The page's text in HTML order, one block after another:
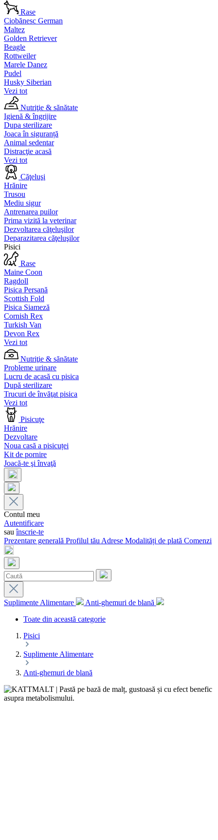
Rase
Ciobănesc German
Maltez
Golden Retriever
Beagle
Rottweiler
Marele Danez
Pudel
Husky Siberian
Vezi tot
Nutriţie & sănătate
Igienă & îngrijire
Dupa sterilizare
Joaca în siguranță
Animal sedentar
Distracţie acasă
Vezi tot
Căţeluşi
Hrănire
Trusou
Mediu sigur
Antrenarea puilor
Prima vizită la veterinar
Dezvoltarea căţeluşilor
Deparazitarea căţeluşilor
Pisici
Rase
Maine Coon
Ragdoll
Pisica Persană
Scottish Fold
Pisica Siameză
Cornish Rex
Turkish Van
Devon Rex
Vezi tot
Nutriţie & sănătate
Probleme urinare
Lucru de acasă cu pisica
După sterilizare
Trucuri de învăţat pisica
Vezi tot
Pisicuţe
Hrănire
Dezvoltare
Noua casă a pisicuței
Kit de pornire
Joacă-te şi învaţă
Contul meu
Autentificare
sauînscrie-te
Prezentare generală Profilul tău Adrese Modalități de plată Comenzi
Suplimente Alimentare
Anti-ghemuri de blană
Toate din această categorie
Pisici
Suplimente Alimentare
Anti-ghemuri de blană